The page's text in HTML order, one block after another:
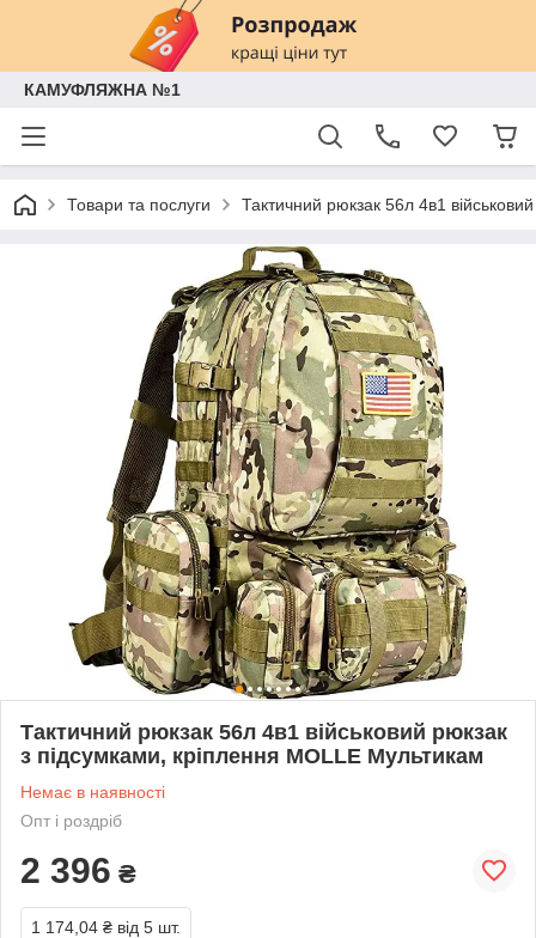
КАМУФЛЯЖНА №1
Товари та послуги Тактичний рюкзак 56л 4в1
Тактичний рюкзак 56л 4в1 військовий рюкзак
з підсумками, кріплення MOLLE Мультикам
Немає в наявності
Опт і роздріб
2 396 ₴
1 174,04 ₴ від 5 шт.